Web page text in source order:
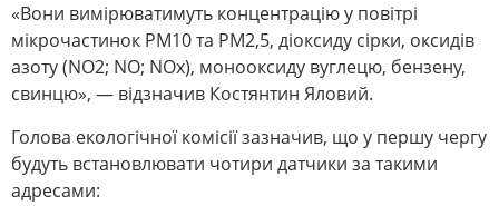
«Вони вимірюватимуть концентрацію у повітрі
мікрочастинок PM10 та PM2,5, діоксиду сірки, оксидів
азоту (NO2; NO; NOх), монооксиду вуглецю, бензену,
свинцю», — відзначив Костянтин Яловий.
Голова екологічної комісії зазначив, що у першу чергу
будуть встановлювати чотири датчики за такими
адресами: